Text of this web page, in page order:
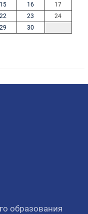
15 16
17
22 23
24
29 30
образования